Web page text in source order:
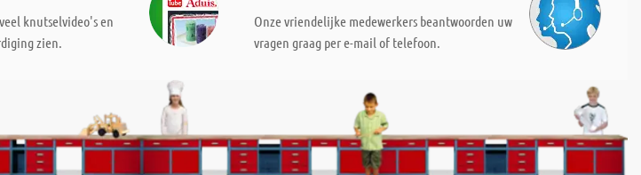
knutselvideo's en
zien.
Onze vriendelijke medewerkers beantwoorden uw
vragen graag per e-mail of telefoon.